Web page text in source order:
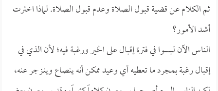
ثم الكلام عن قضية قبول الصلاة وعدم قبول الصلاة. لماذا اخترت
أشد الأمور؟
الناس الآن ليسوا في فترة إقبال على الخير ورغبة فيه؛ لأن الذي في
إقبال رغبة بمجرد ما تعطيه أي وعيد ممكن أنه ينصاع وينـزجر عنه،